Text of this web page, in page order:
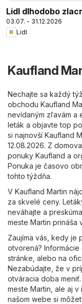
Lidl dlhodobo
03.07. - 31.12.2026
Lidl
Kaufland
Nechajte sa každý
obchodu Kaufland
nevídaným zľavám a
leták a objavte top
si najnovší Kaufland
12.08.2026. Z
ponuky Kaufland a
Ponuka je časovo
tohto týždňa.
V Kaufland Martin
za skvelé ceny.
neváhajte a
meste Martin prináša
Zaujíma vás, kedy je
otvorená?
stránke, alebo na
Nezabúdajte, že v
otváracia doba
meste Martin, ale aj
našom webe si